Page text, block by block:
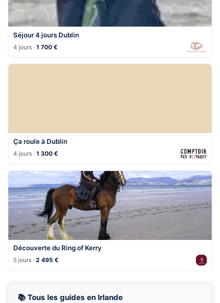
Séjour 4 jours Dublin
4 jours ·1 700 €
Ça roule à Dublin
4 jours ·1 300 €
Découverte du Ring of Kerry
5 jours ·2 495 €
📚 Tous les guides en Irlande